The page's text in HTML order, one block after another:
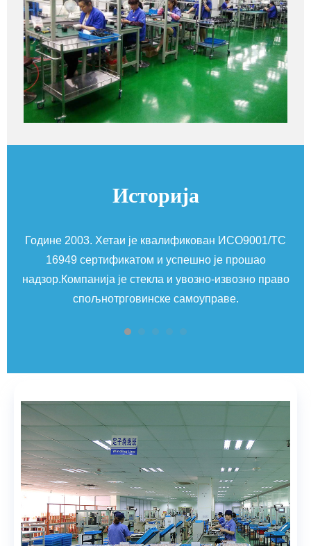
Историја
Године 2003. Хетаи је квалификован ИСО9001/ТС
16949 сертификатом и успешно је прошао
надзор.Компанија је стекла и увозно-извозно право
спољнотрговинске самоуправе.